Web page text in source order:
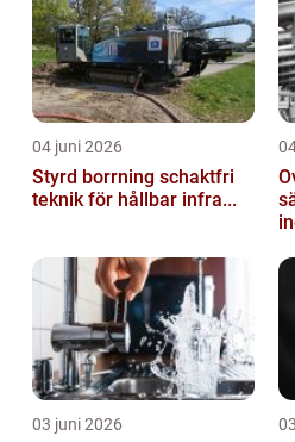
04 juni 2026
Styrd borrning schaktfri
teknik för hållbar infra...
03 juni 2026